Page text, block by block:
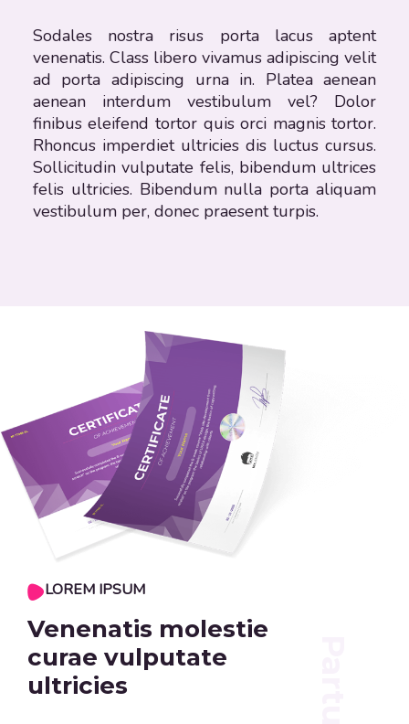
Sodales nostra risus porta lacus aptent
venenatis. Class libero vivamus adipiscing velit
ad porta adipiscing urna in. Platea aenean
aenean interdum vestibulum vel? Dolor
finibus eleifend tortor quis orci magnis tortor.
Rhoncus imperdiet ultricies dis luctus cursus.
Sollicitudin vulputate felis, bibendum ultrices
felis ultricies. Bibendum nulla porta aliquam
vestibulum per, donec praesent turpis.
LOREM IPSUM
Venenatis molestie
curae vulputate
ultricies